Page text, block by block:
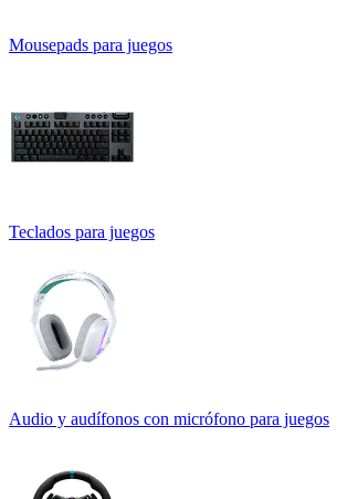
Mousepads para juegos
Teclados para juegos
Audio y audífonos con micrófono para juegos